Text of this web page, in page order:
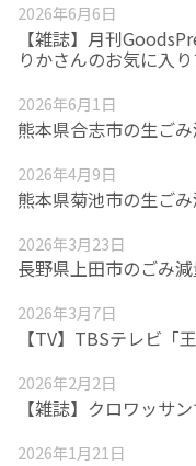
2026年6月6日
【雑誌】月刊
りかさんのお気に入
2026年6月1日
熊本県合志市の生ご
2026年4月9日
熊本県菊池市の生ご
2026年3月23日
長野県上田市のごみ
2026年3月7日
【TV】TBSテレビ「
2026年2月2日
【雑誌】クロワッサ
2026年1月21日